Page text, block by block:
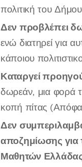
πολιτική του
Δεν προβλέπει
ενώ διατηρεί για
κάποιου
Καταργεί
δωρεάν, μια φορά
κοπή πίτας
Δεν
αποζημίωσης
Μαθητών